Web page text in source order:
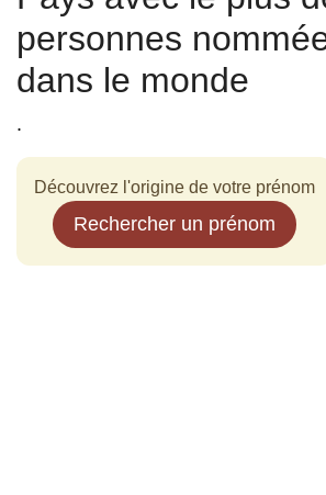
personnes
dans le monde
.
Découvrez l'origine de votre prénom
Rechercher un prénom